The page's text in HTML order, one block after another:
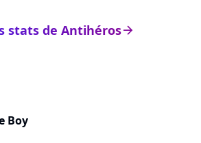
arrow_right
stats de Antihéros
Boy